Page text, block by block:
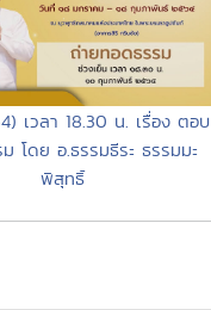
เวลา 18.30 น. เรื่อง ตอบ
โดย อ.ธรรมธีระ ธรรมมะ
พิสุทธิ์